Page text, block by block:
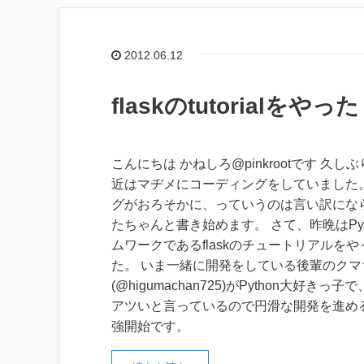
2012.06.12
flaskのtutorialをやった
こんにちは かねしろ@pinkrootです 久しぶ
近はマヂメにコーディングをしていました
グがおろそかに、っていうのは言い訳にな
たちゃんと書き始めます。 さて、昨晩は
ムワークであるflaskのチュートリアルをや
た。 いま一緒に開発をしている後輩のクマ
(@higumachan725)がPython大好きっ子で
アツいと言っているので円滑な開発を進め
強開始です。